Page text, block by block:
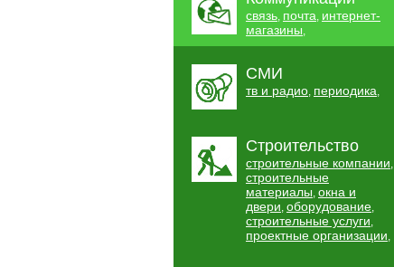
связь, почта, интернет-
магазины,
СМИ
тв и радио, периодика,
Строительство
строительные компании,
строительные
материалы, окна и
двери, оборудование,
строительные услуги,
проектные организации,